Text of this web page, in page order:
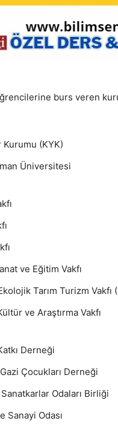
burs veren
(KYK)
Üniversitesi
ve Eğitim Vakfı
Tarım Turizm Vakfı
ve Araştırma Vakfı
Derneği
Çocukları Derneği
Odaları Birliği
Sanayi Odası